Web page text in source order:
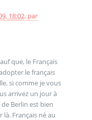
18:02, par
que, le Français
le français
si comme je vous
arrivez un jour à
Berlin est bien
Français né au